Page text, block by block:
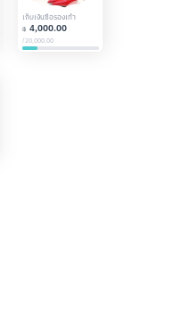
เก็บเงินซื้อรองเท้า
฿ 4,000.00
/20,000.00